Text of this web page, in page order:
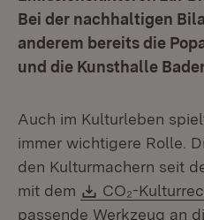
Bei der nachhaltigen
anderem bereits die
und die Kunsthalle
Auch im Kulturleben
immer wichtigere Rolle.
den Kulturmachern seit
mit dem
Download:
CO₂-
passende Werkzeug an